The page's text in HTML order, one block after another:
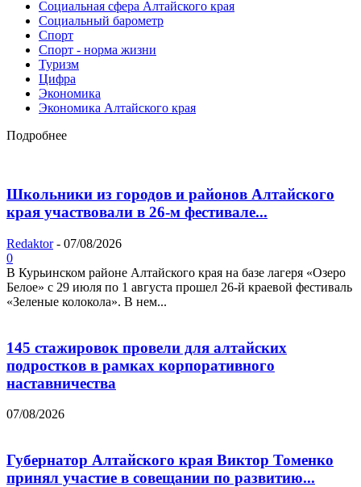
Социальная сфера Алтайского края
Социальный барометр
Спорт
Спорт - норма жизни
Туризм
Цифра
Экономика
Экономика Алтайского края
Подробнее
Школьники из городов и районов Алтайского
края участвовали в 26-м фестивале...
Redaktor - 07/08/2026
0
В Курьинском районе Алтайского края на базе лагеря «Озеро
Белое» с 29 июля по 1 августа прошел 26‑й краевой фестиваль
«Зеленые колокола». В нем...
145 стажировок провели для алтайских
подростков в рамках корпоративного
наставничества
07/08/2026
Губернатор Алтайского края Виктор Томенко
принял участие в совещании по развитию...